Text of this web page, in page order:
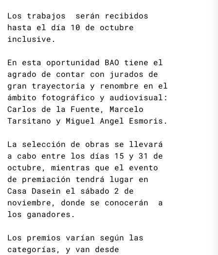
Los trabajos serán recibidos
hasta el día 10 de octubre
inclusive.
En esta oportunidad BAO tiene el
agrado de contar con jurados de
gran trayectoria y renombre en el
ámbito fotográfico y audiovisual:
Carlos de la Fuente, Marcelo
Tarsitano y Miguel Angel Esmoris.
La selección de obras se llevará
a cabo entre los días 15 y 31 de
octubre, mientras que el evento
de premiación tendrá lugar en
Casa Dasein el sábado 2 de
noviembre, donde se conocerán a
los ganadores.
Los premios varían según las
categorías, y van desde